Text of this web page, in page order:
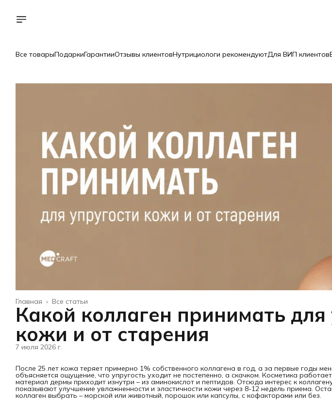
Все товарыПодаркиГарантииОтзывы клиентовНутрициологи рекомендуютДля ВИП клиентов
Все статьи
Главная ›
Какой коллаген принимать для
кожи и от старения
7 июля 2026 г.
После 25 лет кожа теряет примерно 1% собственного коллагена в год, а за первые годы
объясняется ощущение, что упругость уходит не постепенно, а скачком. Косметика
материал дермы приходит изнутри – из аминокислот и пептидов. Отсюда интерес к
показывают улучшение увлажненности и эластичности кожи через 8-12 недель приема.
коллаген выбрать – морской или животный, порошок или капсулы, с кофакторами или без.